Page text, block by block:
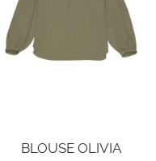
BLOUSE OLIVIA